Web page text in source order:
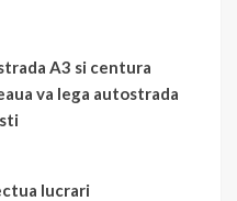
A3 si centura
va lega autostrada
lucrari